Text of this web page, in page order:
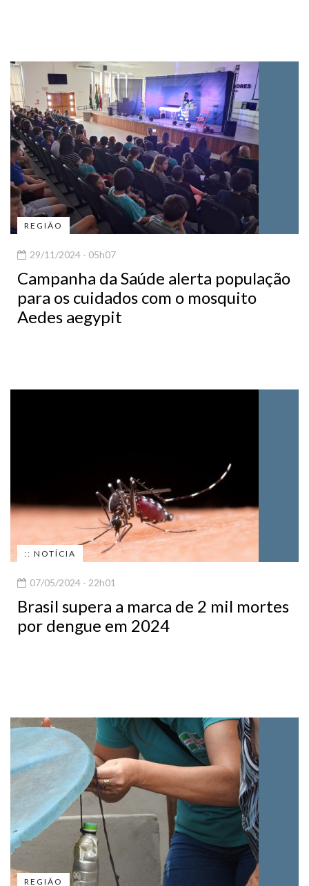
REGIÃO
29/11/2024 - 05h07
Campanha da Saúde alerta população
para os cuidados com o mosquito
Aedes aegypit
:: NOTÍCIA
07/05/2024 - 22h01
Brasil supera a marca de 2 mil mortes
por dengue em 2024
REGIÃO